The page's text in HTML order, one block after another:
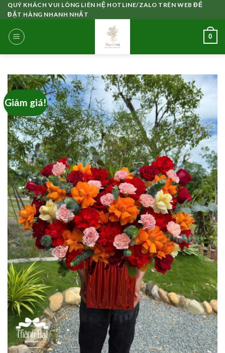
Skip
to
content
QUÝ KHÁCH VUI LÒNG LIÊN HỆ HOTLINE/ZALO TRÊN WEB ĐỂ
ĐẶT HÀNG NHANH NHẤT
0
Giảm giá!